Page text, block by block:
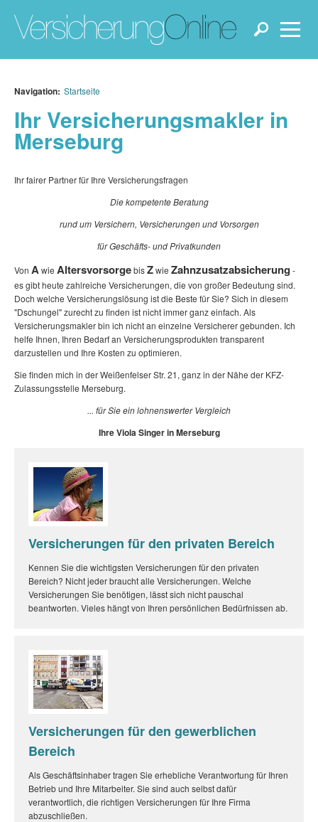
Navigation: Startseite
Ihr Versicherungsmakler in
Merseburg
Ihr fairer Partner für Ihre Versicherungsfragen
Die kompetente Beratung
rund um Versichern, Versicherungen und Vorsorgen
für Geschäfts- und Privatkunden
Von Awie AltersvorsorgebisZwie Zahnzusatzabsicherung -
es gibt heute zahlreiche Versicherungen, die von großer Bedeutung sind.
Doch welche Versicherungslösung ist die Beste für Sie? Sich in diesem
"Dschungel" zurecht zu finden ist nicht immer ganz einfach. Als
Versicherungsmakler bin ich nicht an einzelne Versicherer gebunden. Ich
helfe Ihnen, Ihren Bedarf an Versicherungsprodukten transparent
darzustellen und Ihre Kosten zu optimieren.
Sie finden mich in der Weißenfelser Str. 21, ganz in der Nähe der KFZ-
Zulassungsstelle Merseburg.
... für Sie ein lohnenswerter Vergleich
Ihre Viola Singer in Merseburg
Versicherungen für den privaten Bereich
Kennen Sie die wichtigsten Versicherungen für den privaten
Bereich? Nicht jeder braucht alle Versicherungen. Welche
Versicherungen Sie benötigen, lässt sich nicht pauschal
beantworten. Vieles hängt von Ihren persönlichen Bedürfnissen ab.
Versicherungen für den gewerblichen
Bereich
Als Geschäftsinhaber tragen Sie erhebliche Verantwortung für Ihren
Betrieb und Ihre Mitarbeiter. Sie sind auch selbst dafür
verantwortlich, die richtigen Versicherungen für Ihre Firma
abzuschließen.